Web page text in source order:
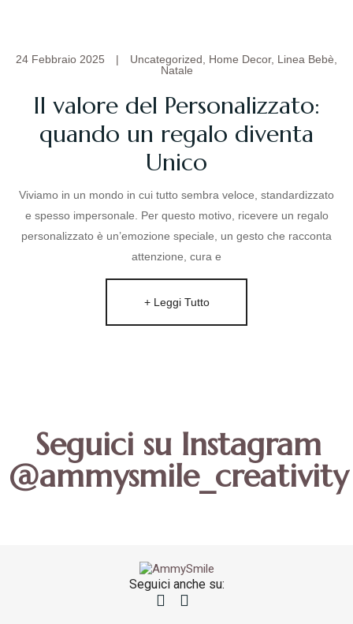
24 Febbraio 2025 | Uncategorized, Home Decor, Linea Bebè,
Natale
Il valore del Personalizzato:
quando un regalo diventa
Unico
Viviamo in un mondo in cui tutto sembra veloce, standardizzato
e spesso impersonale. Per questo motivo, ricevere un regalo
personalizzato è un’emozione speciale, un gesto che racconta
attenzione, cura e
+ Leggi Tutto
Seguici su Instagram
@ammysmile_creativity
Seguici anche su: